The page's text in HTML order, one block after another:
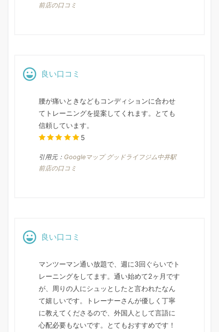
前店の口コミ
良い口コミ
腰が痛いときなどもコンディションに合わせ
てトレーニングを提案してくれます。とても
信頼しています。
5
引用元： Googleマップ グッドライフジム中井駅
前店の口コミ
良い口コミ
マンツーマン通い放題で、週に3回ぐらいでト
レーニングをしてます。通い始めて2ヶ月です
が、周りの人にシュッとしたと言われたなん
て嬉しいです。トレーナーさんが優しく丁寧
に教えてくださるので、外国人として言語に
心配必要もないです。とてもおすすめです！